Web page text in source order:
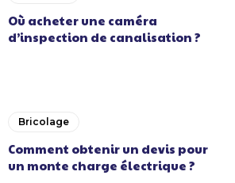
Où acheter une caméra
d’inspection de canalisation ?
Bricolage
Comment obtenir un devis pour
un monte charge électrique ?